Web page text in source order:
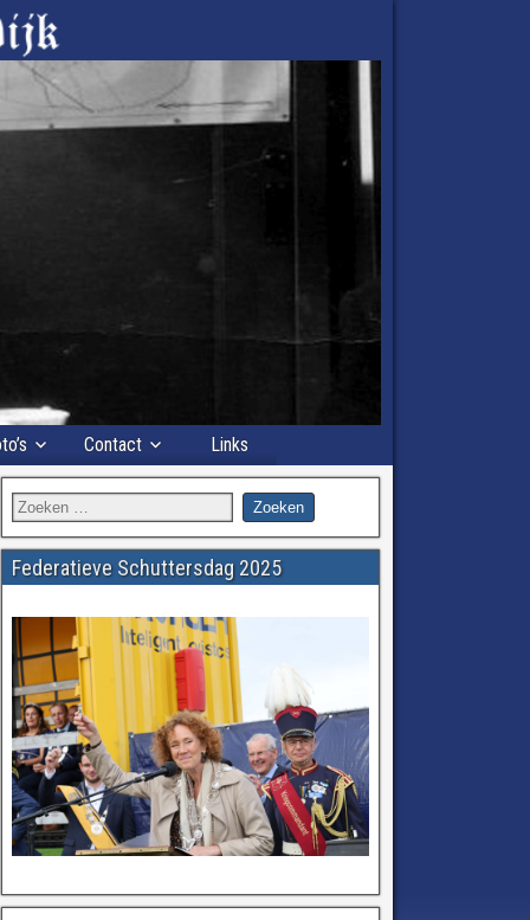
Contact Links
Federatieve Schuttersdag 2025